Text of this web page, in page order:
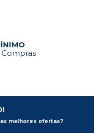
melhores ofertas?